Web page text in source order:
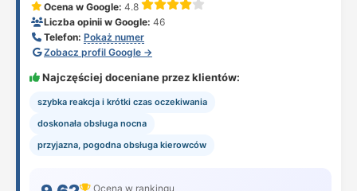
Ocena w Google: 4.8
Liczba opinii w Google: 46
Telefon: Pokaż numer
Zobacz profil Google →
Najczęściej doceniane przez klientów:
szybka reakcja i krótki czas oczekiwania
doskonała obsługa nocna
przyjazna, pogodna obsługa kierowców
Ocena w rankingu